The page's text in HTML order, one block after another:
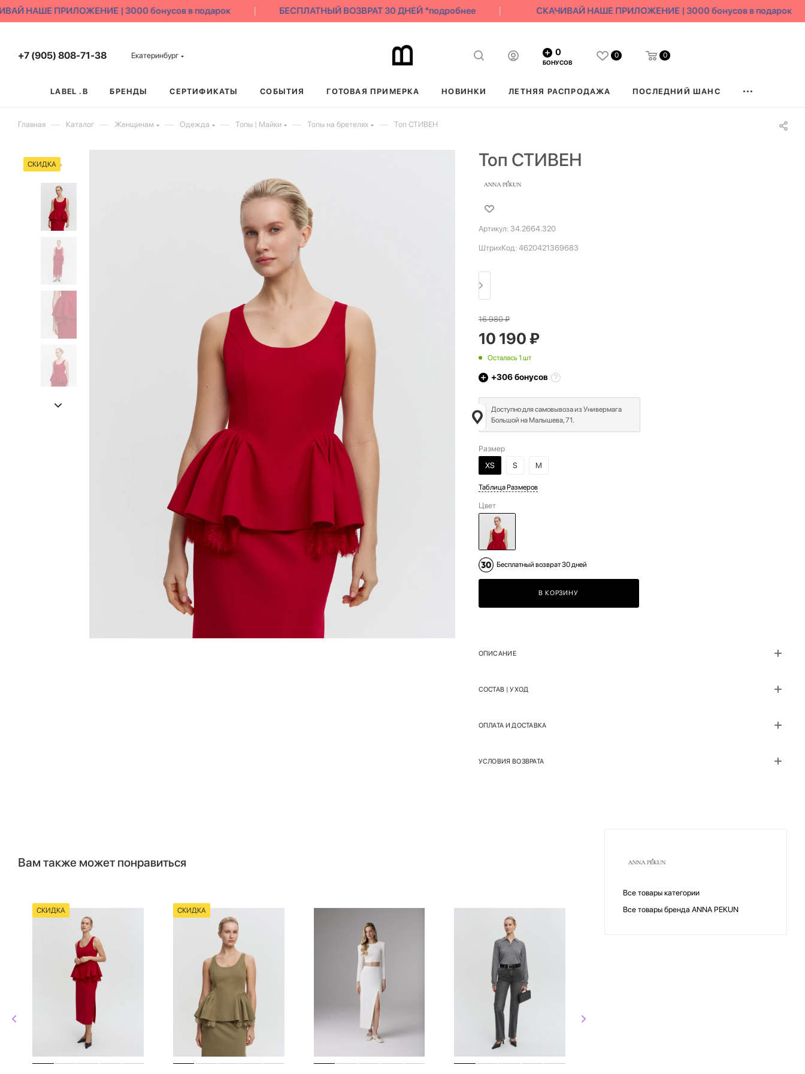
НАШЕ ПРИЛОЖЕНИЕ | 3000 бонусов в подарок БЕСПЛАТНЫЙ ВОЗВРАТ 30 ДНЕЙ *подробнее СКАЧИВАЙ НАШЕ ПРИЛОЖЕНИЕ | 3000 бонусов в подарок
+7 (905) 808-71-38 Екатеринбург 0
БОНУСОВ
0 0
LABEL .B БРЕНДЫ СЕРТИФИКАТЫ СОБЫТИЯ ГОТОВАЯ ПРИМЕРКА НОВИНКИ ЛЕТНЯЯ РАСПРОДАЖА ПОСЛЕДНИЙ ШАНС
Главная — Каталог — Женщинам — Одежда — Топы | Майки — Топы на бретелях — Топ СТИВЕН
СКИДКА Топ СТИВЕН
Артикул: 34.2664.320
ШтрихКод: 4620421369683
16 980₽
10 190₽
Осталась 1 шт
+306бонусов
Доступно для самовывоза из Универмага
Большой на Малышева, 71.
Размер
XS
S M
Таблица Размеров
Цвет
Бесплатный возврат 30 дней
В КОРЗИНУ
ОПИСАНИЕ
СОСТАВ | УХОД
ОПЛАТА И ДОСТАВКА
УСЛОВИЯ ВОЗВРАТА
Вам также может понравиться
СКИДКА СКИДКА
Все товары категории
Все товары бренда ANNA PEKUN